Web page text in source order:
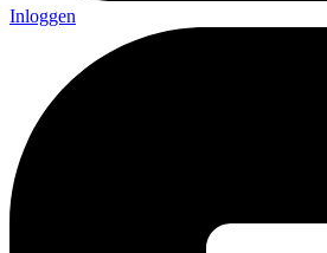
Inloggen